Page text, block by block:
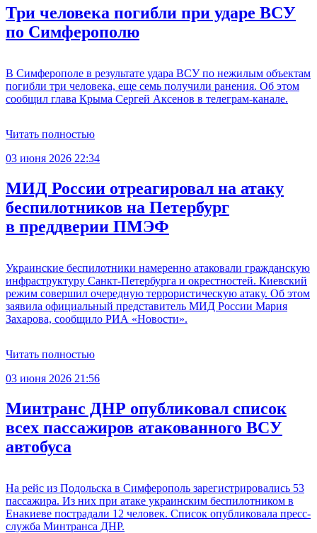
Три человека погибли при ударе ВСУ
по Симферополю
В Симферополе в результате удара ВСУ по нежилым объектам
погибли три человека, еще семь получили ранения. Об этом
сообщил глава Крыма Сергей Аксенов в телеграм-канале.
Читать полностью
03 июня 2026 22:34
МИД России отреагировал на атаку
беспилотников на Петербург
в преддверии ПМЭФ
Украинские беспилотники намеренно атаковали гражданскую
инфраструктуру Санкт-Петербурга и окрестностей. Киевский
режим совершил очередную террористическую атаку. Об этом
заявила официальный представитель МИД России Мария
Захарова, сообщило РИА «Новости».
Читать полностью
03 июня 2026 21:56
Минтранс ДНР опубликовал список
всех пассажиров атакованного ВСУ
автобуса
На рейс из Подольска в Симферополь зарегистрировались 53
пассажира. Из них при атаке украинским беспилотником в
Енакиеве пострадали 12 человек. Список опубликовала пресс-
служба Минтранса ДНР.